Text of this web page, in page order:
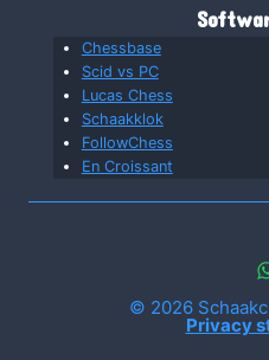
Chessbase
Scid vs PC
Lucas Chess
Schaakklok
FollowChess
En Croissant
© 2026
Privacy